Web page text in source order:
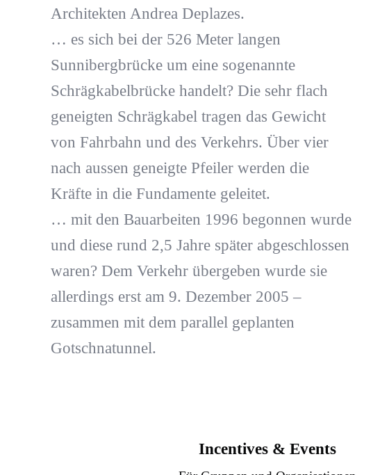
Architekten Andrea Deplazes.
… es sich bei der 526 Meter langen
Sunnibergbrücke um eine sogenannte
Schrägkabelbrücke handelt? Die sehr flach
geneigten Schrägkabel tragen das Gewicht
von Fahrbahn und des Verkehrs. Über vier
nach aussen geneigte Pfeiler werden die
Kräfte in die Fundamente geleitet.
… mit den Bauarbeiten 1996 begonnen wurde
und diese rund 2,5 Jahre später abgeschlossen
waren? Dem Verkehr übergeben wurde sie
allerdings erst am 9. Dezember 2005 –
zusammen mit dem parallel geplanten
Gotschnatunnel.
Incentives & Events